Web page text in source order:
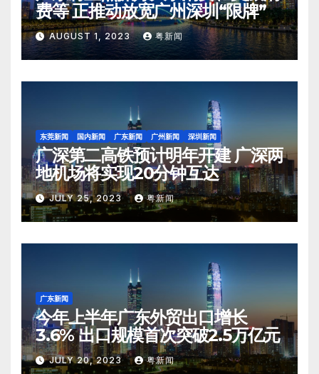
费等 正推动放宽广州深圳“限牌”
AUGUST 1, 2023 粤新闻
东莞新闻 国内新闻 广东新闻 广州新闻 深圳新闻
广深第二高铁预计明年开建 广深两
地机场将实现20分钟互达
JULY 25, 2023 粤新闻
广东新闻
今年上半年广东外贸出口增长
3.6% 出口规模首次突破2.5万亿元
JULY 20, 2023 粤新闻